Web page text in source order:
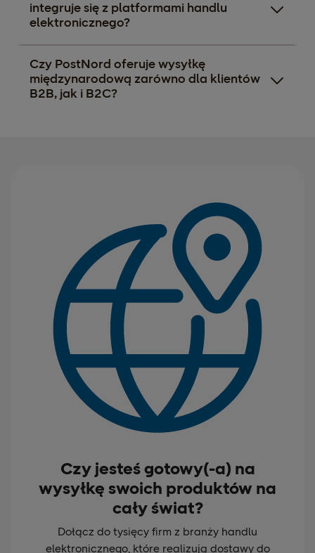
integruje się z platformami handlu
elektronicznego?
Czy PostNord oferuje wysyłkę
międzynarodową zarówno dla klientów
B2B, jak i B2C?
Czy jesteś gotowy(-a) na
wysyłkę swoich produktów na
cały świat?
Dołącz do tysięcy firm z branży handlu
elektronicznego, które realizują dostawy do